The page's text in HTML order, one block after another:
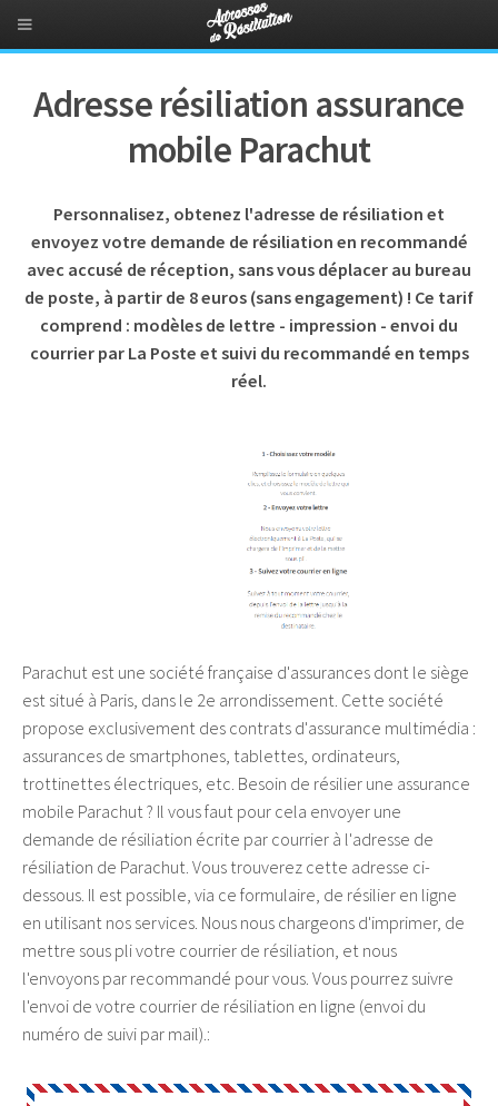
Adresse résiliation assurance
mobile Parachut
Personnalisez, obtenez l'adresse de résiliation et
envoyez votre demande de résiliation en recommandé
avec accusé de réception, sans vous déplacer au bureau
de poste, à partir de 8 euros (sans engagement) ! Ce tarif
comprend : modèles de lettre - impression - envoi du
courrier par La Poste et suivi du recommandé en temps
réel.
Parachut est une société française d'assurances dont le siège
est situé à Paris, dans le 2e arrondissement. Cette société
propose exclusivement des contrats d'assurance multimédia :
assurances de smartphones, tablettes, ordinateurs,
trottinettes électriques, etc. Besoin de résilier une assurance
mobile Parachut ? Il vous faut pour cela envoyer une
demande de résiliation écrite par courrier à l'adresse de
résiliation de Parachut. Vous trouverez cette adresse ci-
dessous. Il est possible, via ce formulaire, de résilier en ligne
en utilisant nos services. Nous nous chargeons d'imprimer, de
mettre sous pli votre courrier de résiliation, et nous
l'envoyons par recommandé pour vous. Vous pourrez suivre
l'envoi de votre courrier de résiliation en ligne (envoi du
numéro de suivi par mail).: